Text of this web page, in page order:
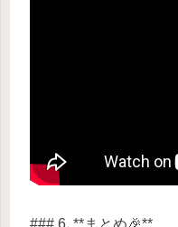
### 6. **まとめ🎉**